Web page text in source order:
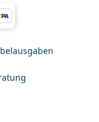
durch
zu einem
Blick auf
nicht mehr
Gerster,
und
der heute-
ihrem Mann
bereits
Jahrgang